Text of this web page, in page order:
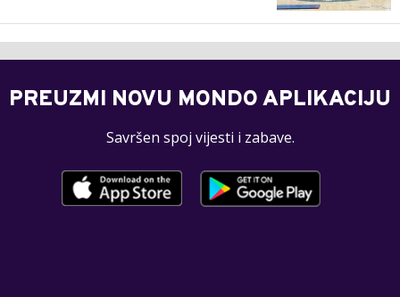
PREUZMI NOVU MONDO APLIKACIJU
Savršen spoj vijesti i zabave.